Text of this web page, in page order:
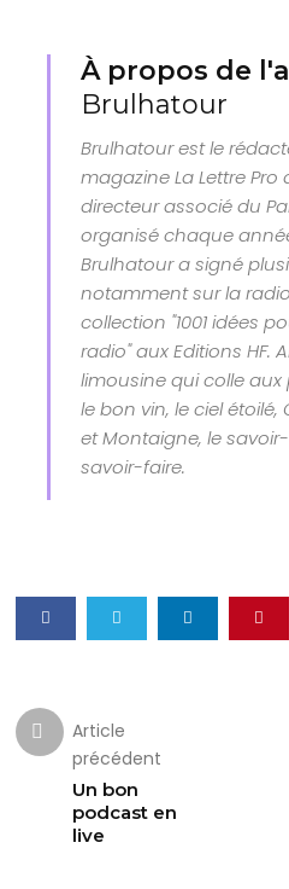
À propos de
Brulhatour
Brulhatour est le
magazine La Lettre Pro
directeur associé du
organisé chaque
Brulhatour a signé
notamment sur la
collection "1001 idées
radio" aux Editions HF.
limousine qui colle aux
le bon vin, le ciel
et Montaigne, le
savoir-faire.
Article
précédent
Un bon
podcast en
live